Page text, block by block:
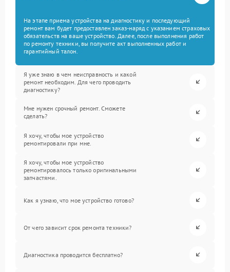
На этапе приема устройства на диагностику и последующий
ремонт вам будет предоставлен заказ-наряд с указанием страховых
обязательств на ваше устройство. Далее, после выполнения работ
по ремонту техники, вы получите акт выполненных работ и
гарантийный талон.
Я уже знаю в чем неисправность и какой
ремонт необходим. Для чего проводить
диагностику?
Мне нужен срочный ремонт. Сможете
сделать?
Я хочу, чтобы мое устройство
ремонтировали при мне.
Я хочу, чтобы мое устройство
ремонтировалось только оригинальными
запчастями.
Как я узнаю, что мое устройство готово?
От чего зависит срок ремонта техники?
Диагностика проводится бесплатно?